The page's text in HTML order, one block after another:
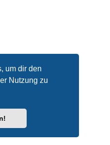
um dir den
Nutzung zu